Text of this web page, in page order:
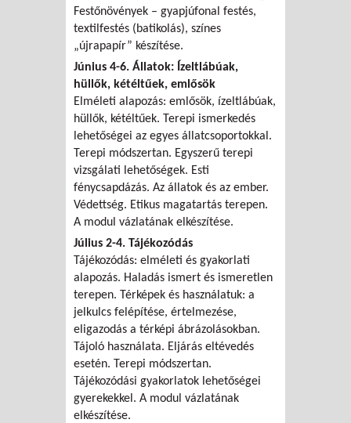
Festőnövények – gyapjúfonal festés,
textilfestés (batikolás), színes
„újrapapír” készítése.
Június 4-6. Állatok: Ízeltlábúak,
hüllők, kétéltűek, emlősök
Elméleti alapozás: emlősök, ízeltlábúak,
hüllők, kétéltűek. Terepi ismerkedés
lehetőségei az egyes állatcsoportokkal.
Terepi módszertan. Egyszerű terepi
vizsgálati lehetőségek. Esti
fénycsapdázás. Az állatok és az ember.
Védettség. Etikus magatartás terepen.
A modul vázlatának elkészítése.
Július 2-4. Tájékozódás
Tájékozódás: elméleti és gyakorlati
alapozás. Haladás ismert és ismeretlen
terepen. Térképek és használatuk: a
jelkulcs felépítése, értelmezése,
eligazodás a térképi ábrázolásokban.
Tájoló használata. Eljárás eltévedés
esetén. Terepi módszertan.
Tájékozódási gyakorlatok lehetőségei
gyerekekkel. A modul vázlatának
elkészítése.